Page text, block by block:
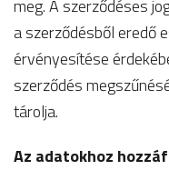
meg. A szerződéses
a szerződésből eredő
érvényesítése
szerződés
tárolja.
Az adatokhoz